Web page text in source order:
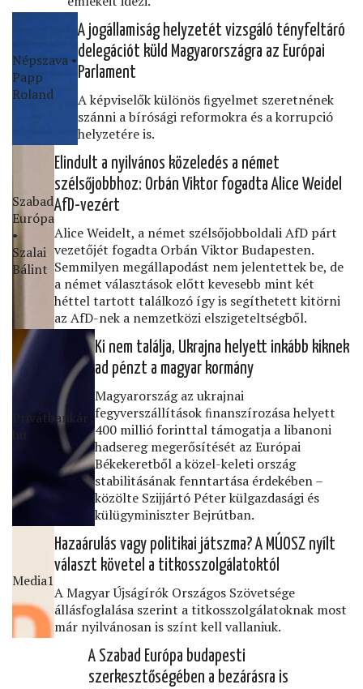
Népszava •
Papp
Roland
A jogállamiság helyzetét vizsgáló tényfeltáró
delegációt küld Magyarországra az Európai
Parlament
A képviselők különös ﬁgyelmet szeretnének
szánni a bírósági reformokra és a korrupció
helyzetére is.
Szabad
Európa
•
Szalai
Bálint
Elindult a nyilvános közeledés a német
szélsőjobbhoz: Orbán Viktor fogadta Alice Weidel
AfD-vezért
Alice Weidelt, a német szélsőjobboldali AfD párt
vezetőjét fogadta Orbán Viktor Budapesten.
Semmilyen megállapodást nem jelentettek be, de
a német választások előtt kevesebb mint két
héttel tartott találkozó így is segíthetett kitörni
az AfD-nek a nemzetközi elszigeteltségből.
Privátbankár․
Ki nem találja, Ukrajna helyett inkább kiknek
ad pénzt a magyar kormány
Magyarország az ukrajnai
fegyverszállítások ﬁnanszírozása helyett
400 millió forinttal támogatja a libanoni
hadsereg megerősítését az Európai
Békekeretből a közel-keleti ország
stabilitásának fenntartása érdekében –
közölte Szijjártó Péter külgazdasági és
külügyminiszter Bejrútban.
Media1
Hazaárulás vagy politikai játszma? A MÚOSZ nyílt
választ követel a titkosszolgálatoktól
A Magyar Újságírók Országos Szövetsége
állásfoglalása szerint a titkosszolgálatoknak most
már nyilvánosan is színt kell vallaniuk.
A Szabad Európa budapesti
szerkesztőségében a bezárásra is